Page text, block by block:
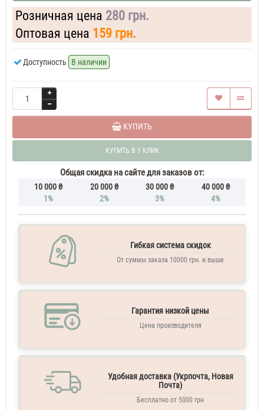
Духи
женские
MLTrussardi
Парфюм
женский
Trussardi
Donna
ML
женские
Trussardi
Розничная цена 280 грн.
Оптовая цена 159 грн.
Доступность В наличии
КУПИТЬ
КУПИТЬ В 1 КЛИК
Общая скидка на сайте для заказов от:
10 000 ₴
1%
20 000 ₴
2%
30 000 ₴
3%
40 000 ₴
4%
Гибкая система скидок
От суммы заказа 10000 грн. и выше
Гарантия низкой цены
Цена производителя
Удобная доставка (Укрпочта, Новая
Почта)
Бесплатно от 5000 грн